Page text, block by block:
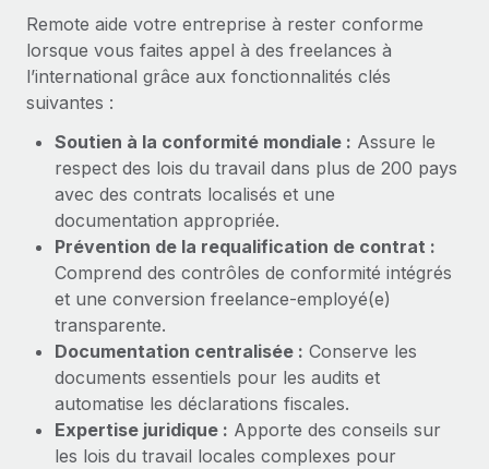
Gardez un temps d’avance sur les risques en
matière de conformité
Gestion des appareils
dans le monde entier
Création d’entité
Établissez des entités rapidement et en toute
conformité
Mobilité et déménagement international
Organisez facilement le déménagement de vos
employés
Avantages sociaux
Gérez facilement les avantages sociaux
EOR et PEO
Gestion des freelances
Taxes
Explorer le blog
Mises à jour des produits de Remote :
Intégrations Gusto et Xero et Gestion des
freelances Plus
Remote a toujours pour mission d'aider les entreprises de
toute taille à embaucher, gérer et payer...
En savoir plus
Remote aide votre entreprise à rester conforme
lorsque vous faites appel à des freelances à
l’international grâce aux fonctionnalités clés
suivantes :
Soutien à la conformité mondiale : Assure le
respect des lois du travail dans plus de 200 pays
avec des contrats localisés et une
documentation appropriée.
Prévention de la requalification de contrat :
Comprend des contrôles de conformité intégrés
et une conversion freelance-employé(e)
transparente.
Documentation centralisée : Conserve les
documents essentiels pour les audits et
automatise les déclarations fiscales.
Expertise juridique : Apporte des conseils sur
les lois du travail locales complexes pour